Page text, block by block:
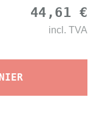
44,61 €
incl. TVA